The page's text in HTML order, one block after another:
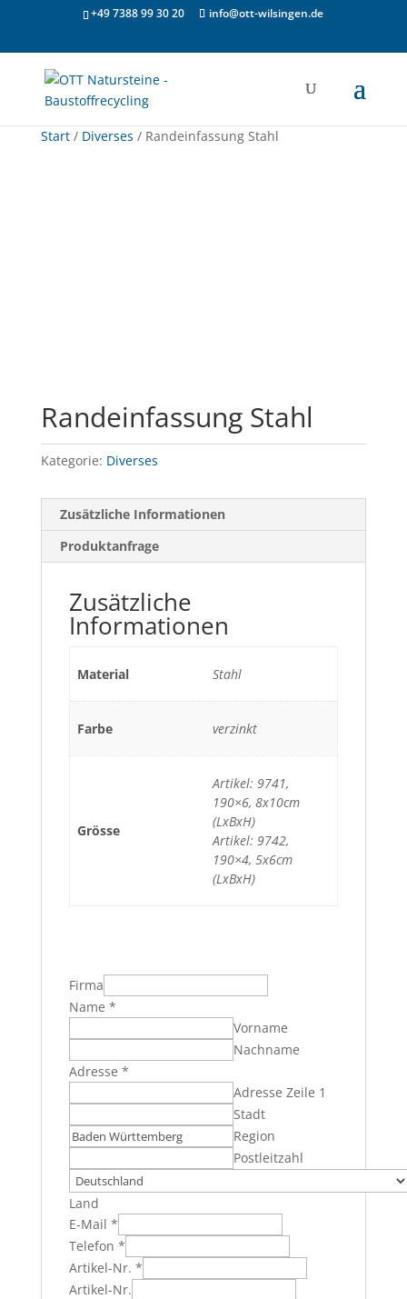
+49 7388 99 30 20 info@ott-wilsingen.de
Start/ Diverses / Randeinfassung Stahl
Randeinfassung Stahl
Kategorie: Diverses
Zusätzliche Informationen
Produktanfrage
Zusätzliche
Informationen
Material Stahl
Farbe verzinkt
Grösse
Artikel: 9741,
190×6, 8x10cm
(LxBxH)
Artikel: 9742,
190×4, 5x6cm
(LxBxH)
Firma
Name *
Vorname
Nachname
Adresse *
Adresse Zeile 1
Stadt
Region
Postleitzahl
Land
E-Mail *
Telefon *
Artikel-Nr. *
Artikel-Nr.